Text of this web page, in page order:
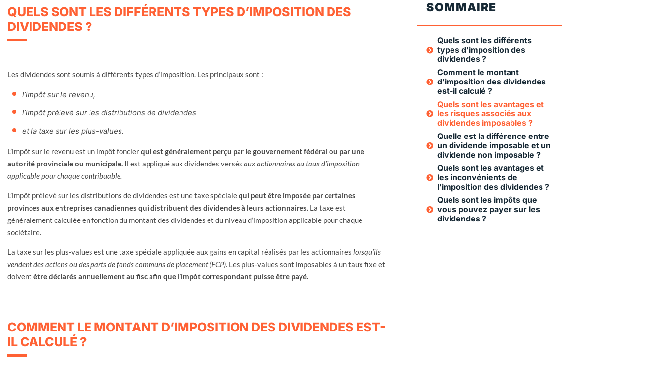
QUELS SONT LES DIFFÉRENTS TYPES D’IMPOSITION DES
DIVIDENDES ?
Les dividendes sont soumis à différents types d’imposition. Les principaux sont :
l’impôt sur le revenu,
l’impôt prélevé sur les distributions de dividendes
et la taxe sur les plus-values.
L’impôt sur le revenu est un impôt foncierqui est généralement perçu par le gouvernement fédéral ou par une
autorité provinciale ou municipale. Il est appliqué aux dividendes versés aux actionnaires au taux d’imposition
applicable pour chaque contribuable.
L’impôt prélevé sur les distributions de dividendes est une taxe spécialequi peut être imposée par certaines
provinces aux entreprises canadiennes qui distribuent des dividendes à leurs actionnaires. La taxe est
généralement calculée en fonction du montant des dividendes et du niveau d’imposition applicable pour chaque
sociétaire.
La taxe sur les plus-values est une taxe spéciale appliquée aux gains en capital réalisés par les actionnaires lorsqu’ils
vendent des actions ou des parts de fonds communs de placement (FCP). Les plus-values sont imposables à un taux fixe et
doivent être déclarés annuellement au fisc afin que l’impôt correspondant puisse être payé.
COMMENT LE MONTANT D’IMPOSITION DES DIVIDENDES EST-
IL CALCULÉ ?
SOMMAIRE
Quels sont les différents
types d’imposition des
dividendes ?
Comment le montant
d’imposition des dividendes
est-il calculé ?
Quels sont les avantages et
les risques associés aux
dividendes imposables ?
Quelle est la différence entre
un dividende imposable et un
dividende non imposable ?
Quels sont les avantages et
les inconvénients de
l’imposition des dividendes ?
Quels sont les impôts que
vous pouvez payer sur les
dividendes ?